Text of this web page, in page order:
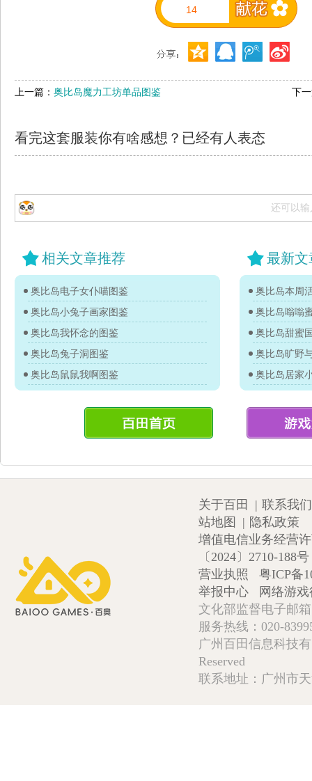
14
上一篇： 奥比岛魔力工坊单品图鉴 下
看完这套服装你有啥感想？已经有人表态
还可以输
相关文章推荐
奥比岛电子女仆喵图鉴
奥比岛小兔子画家图鉴
奥比岛我怀念的图鉴
奥比岛兔子洞图鉴
奥比岛鼠鼠我啊图鉴
最新文
奥比岛本周
奥比岛嗡嗡
奥比岛甜蜜
奥比岛旷野
奥比岛居家
关于百田 | 联系我们
站地图
| 隐私政策
增值电信业务经营
〔2024〕2710-188号
营业执照
粤ICP备
举报中心
网络游
文化部监督电子邮
服务热线：020-
广州百田信息科技
Reserved
联系地址：广州市